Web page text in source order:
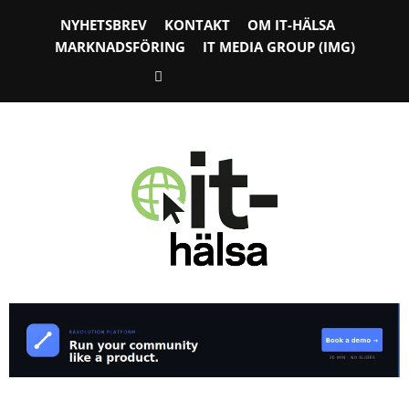
NYHETSBREV KONTAKT
OM IT-HÄLSA
MARKNADSFÖRING
IT MEDIA GROUP (IMG)